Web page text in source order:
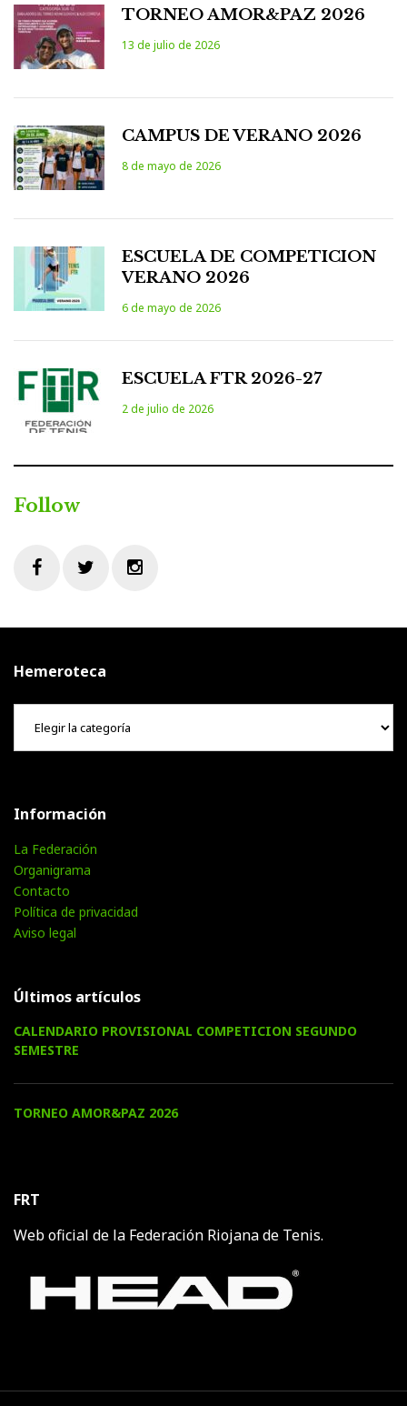
TORNEO AMOR&PAZ 2026
13 de julio de 2026
CAMPUS DE VERANO 2026
8 de mayo de 2026
ESCUELA DE COMPETICION
VERANO 2026
6 de mayo de 2026
ESCUELA FTR 2026-27
2 de julio de 2026
Follow
Hemeroteca
Hemeroteca
Información
La Federación
Organigrama
Contacto
Política de privacidad
Aviso legal
Últimos artículos
CALENDARIO PROVISIONAL COMPETICION SEGUNDO
SEMESTRE
TORNEO AMOR&PAZ 2026
FRT
Web oficial de la Federación Riojana de Tenis.